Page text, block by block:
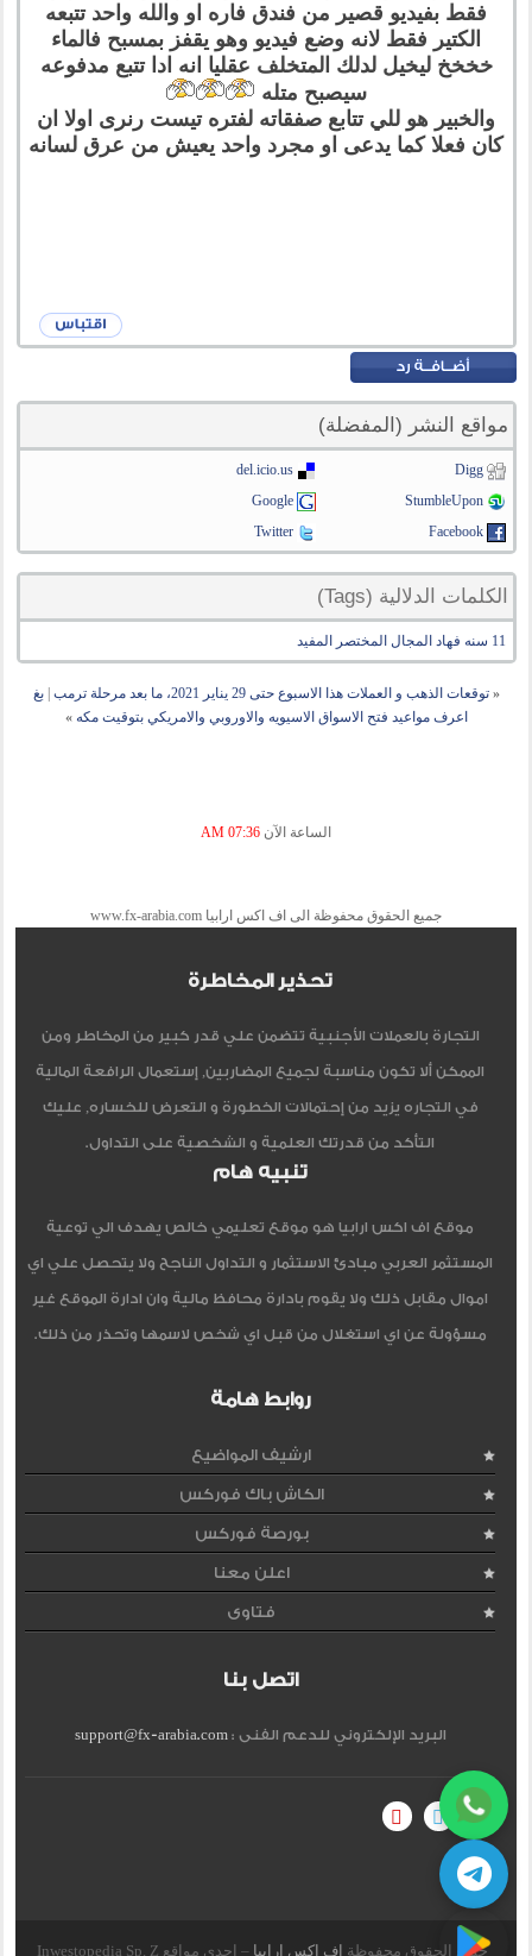
فقط بفيديو قصير من فندق فاره او والله واحد تتبعه
الكتير فقط لانه وضع فيديو وهو يقفز بمسبح فالماء
خخخخ ليخيل لدلك المتخلف عقليا انه ادا تتبع مدفوعه
سيصبح متله
والخبير هو للي تتابع صفقاته لفتره تيست رنرى اولا ان
كان فعلا كما يدعى او مجرد واحد يعيش من عرق لسانه
مواقع النشر (المفضلة)
Digg
del.icio.us
StumbleUpon
Google
Facebook
Twitter
الكلمات الدلالية (Tags)
11 سنه فهاد المجال المختصر المفيد
« توقعات الذهب و العملات هذا الاسبوع حتى 29 يناير 2021، ما بعد مرحلة ترمب |بغ
اعرف مواعيد فتح الاسواق الاسيويه والاوروبي والامريكي بتوقيت مكه »
الساعة الآن 07:36 AM
جميع الحقوق محفوظة الى اف اكس ارابيا www.fx-arabia.com
تحذير المخاطرة
التجارة بالعملات الأجنبية تتضمن علي قدر كبير من المخاطر ومن
الممكن ألا تكون مناسبة لجميع المضاربين, إستعمال الرافعة المالية
في التجاره يزيد من إحتمالات الخطورة و التعرض للخساره, عليك
التأكد من قدرتك العلمية و الشخصية على التداول.
تنبيه هام
موقع اف اكس ارابيا هو موقع تعليمي خالص يهدف الي توعية
المستثمر العربي مبادئ الاستثمار و التداول الناجح ولا يتحصل علي اي
اموال مقابل ذلك ولا يقوم بادارة محافظ مالية وان ادارة الموقع غير
مسؤولة عن اي استغلال من قبل اي شخص لاسمها وتحذر من ذلك.
روابط هامة
ارشيف المواضيع
الكاش باك فوركس
بورصة فوركس
اعلن معنا
فتاوى
اتصل بنا
البريد الإلكتروني للدعم الفنى :support@fx-arabia.com
جميع الحقوق محفوظة اف اكس ارابيا – احدى مواقع Inwestopedia Sp. Z